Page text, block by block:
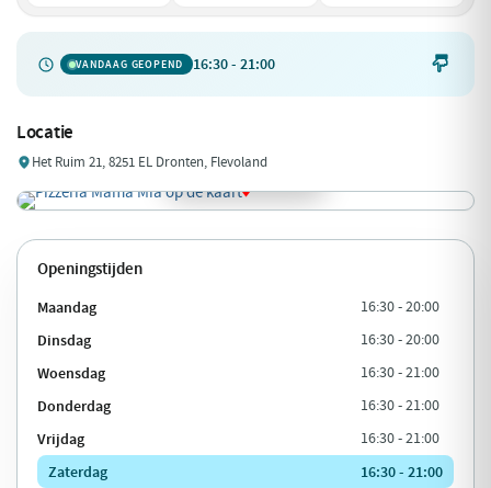
VANDAAG GEOPEND 16:30 - 21:00 
Locatie
Het Ruim 21, 8251 EL Dronten, Flevoland
Openingstijden
Maandag 16:30 - 20:00
Dinsdag 16:30 - 20:00
Woensdag 16:30 - 21:00
Donderdag 16:30 - 21:00
Vrijdag 16:30 - 21:00
Zaterdag
16:30 - 21:00